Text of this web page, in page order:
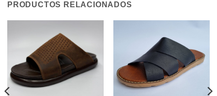
PRODUCTOS RELACIONADOS